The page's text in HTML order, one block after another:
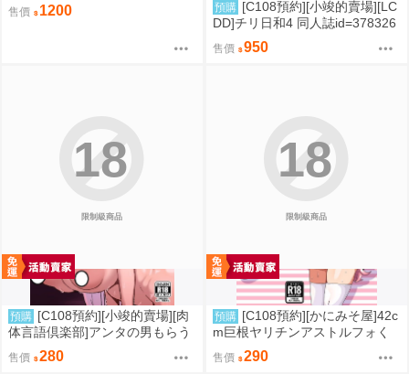
ぐるみ ピンクver. 布偶
售價 1200 預購 [C108預約][小竣的賣場][LC
DD]チリ日和4 同人誌id=378326
售價 950
限制級商品
18
預購 [C108預約][小竣的賣場][肉
体言語倶楽部]アンタの男もらう
わよ 同人誌id=3768124
售價 280
限制級商品
18
預購 [C108預約][かにみそ屋]42c
m巨根ヤリチンアストルフォく
ん男の娘コスプレイヤーがコス
プレイヤーとパコる本 FGO 同
售價 290